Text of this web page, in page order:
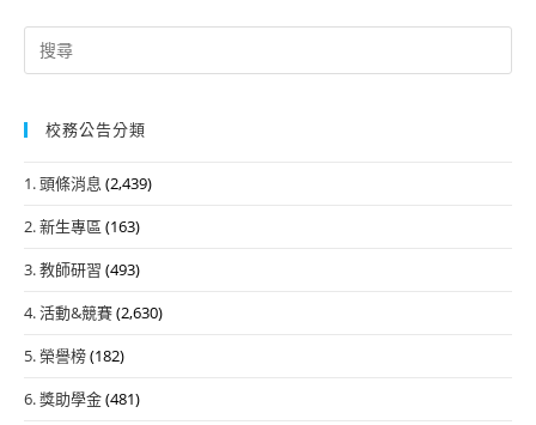
Search
for:
校務公告分類
1. 頭條消息 (2,439)
2. 新生專區 (163)
3. 教師研習 (493)
4. 活動&競賽(2,630)
5. 榮譽榜(182)
6. 獎助學金(481)